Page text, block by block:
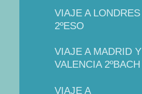
VIAJE A LONDRES
2ºESO
VIAJE A MADRID Y
VALENCIA 2ºBACH
VIAJE A